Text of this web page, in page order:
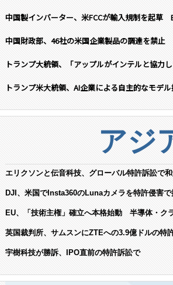
中国製インバーター、米FCCが輸入規制を起草
中国財政部、46社の米国企業製品の調達を禁止
トランプ大統領、「アップルがインテルと協力
トランプ米大統領、AI企業による自主的なモデ
アジ
エリクソンと伝音科技、グローバル特許訴訟で
DJI、米国でInsta360のLunaカメラを特許侵害
EU、「技術主権」確立へ本格始動 半導体・ク
英国裁判所、サムスンにZTEへの3.9億ドルの特
宇樹科技が勝訴、IPO直前の特許訴訟で